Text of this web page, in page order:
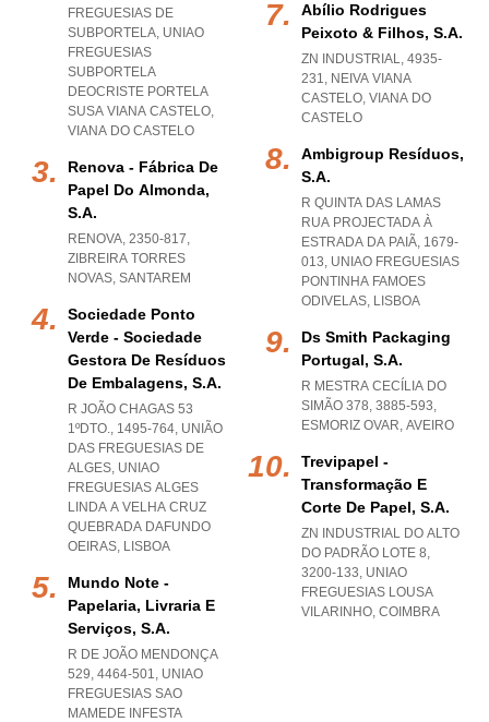
FREGUESIAS DE
SUBPORTELA, UNIAO
FREGUESIAS
SUBPORTELA
DEOCRISTE PORTELA
SUSA VIANA CASTELO,
VIANA DO CASTELO
Renova - Fábrica De
Papel Do Almonda,
S.a.
RENOVA, 2350-817,
ZIBREIRA TORRES
NOVAS, SANTAREM
Sociedade Ponto
Verde - Sociedade
Gestora De Resíduos
De Embalagens, S.a.
R JOÃO CHAGAS 53
1ºDTO., 1495-764, UNIÃO
DAS FREGUESIAS DE
ALGES, UNIAO
FREGUESIAS ALGES
LINDA A VELHA CRUZ
QUEBRADA DAFUNDO
OEIRAS, LISBOA
Mundo Note -
Papelaria, Livraria E
Serviços, S.a.
R DE JOÃO MENDONÇA
529, 4464-501, UNIAO
FREGUESIAS SAO
MAMEDE INFESTA
Abílio Rodrigues
Peixoto & Filhos, S.a.
ZN INDUSTRIAL, 4935-
231, NEIVA VIANA
CASTELO, VIANA DO
CASTELO
Ambigroup Resíduos,
S.a.
R QUINTA DAS LAMAS
RUA PROJECTADA À
ESTRADA DA PAIÃ, 1679-
013, UNIAO FREGUESIAS
PONTINHA FAMOES
ODIVELAS, LISBOA
Ds Smith Packaging
Portugal, S.a.
R MESTRA CECÍLIA DO
SIMÃO 378, 3885-593,
ESMORIZ OVAR, AVEIRO
Trevipapel -
Transformação E
Corte De Papel, S.a.
ZN INDUSTRIAL DO ALTO
DO PADRÃO LOTE 8,
3200-133, UNIAO
FREGUESIAS LOUSA
VILARINHO, COIMBRA